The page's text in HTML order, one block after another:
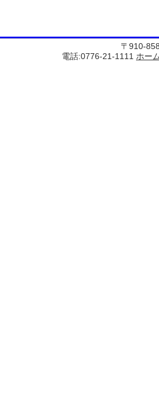
〒910-
電話:0776-21-1111 ホー